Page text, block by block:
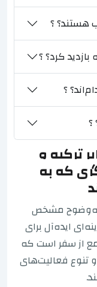
هستند؟ ؟
کرد؟ ؟
؟
؟
ترکیه و
که به
به‌وضوح مشخص
ایده‌آل برای
از سفر است که
و تنوع فعالیت‌های